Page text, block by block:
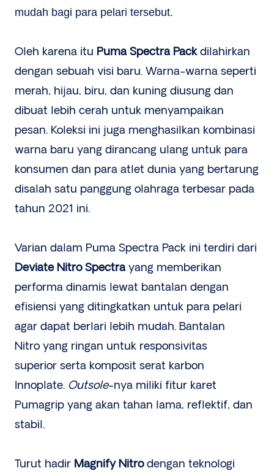
mudah bagi para pelari tersebut.
Oleh karena itu Puma Spectra Packdilahirkan
dengan sebuah visi baru. Warna-warna seperti
merah, hijau, biru, dan kuning diusung dan
dibuat lebih cerah untuk menyampaikan
pesan. Koleksi ini juga menghasilkan kombinasi
warna baru yang dirancang ulang untuk para
konsumen dan para atlet dunia yang bertarung
disalah satu panggung olahraga terbesar pada
tahun 2021 ini.
Varian dalam Puma Spectra Pack ini terdiri dari
Deviate Nitro Spectra yang memberikan
performa dinamis lewat bantalan dengan
efisiensi yang ditingkatkan untuk para pelari
agar dapat berlari lebih mudah. Bantalan
Nitro yang ringan untuk responsivitas
superior serta komposit serat karbon
Innoplate. Outsole-nya miliki fitur karet
Pumagrip yang akan tahan lama, reflektif, dan
stabil.
Turut hadir Magnify Nitrodengan teknologi